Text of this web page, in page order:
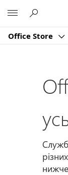
Office Store